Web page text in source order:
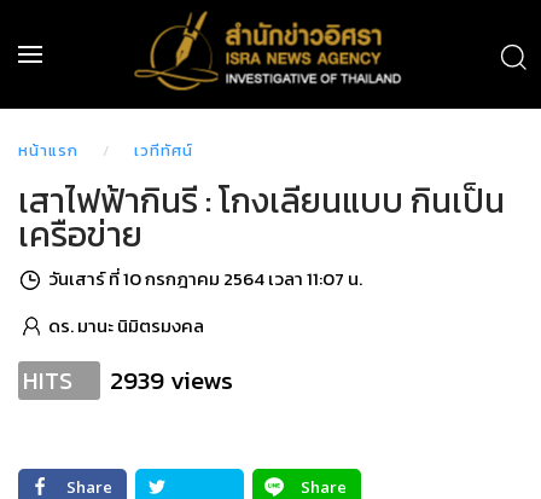
หน้าแรก เวทีทัศน์
เสาไฟฟ้ากินรี : โกงเลียนแบบ กินเป็น
เครือข่าย
วันเสาร์ ที่ 10 กรกฎาคม 2564 เวลา 11:07 น.
ดร. มานะ นิมิตรมงคล
HITS 2939 views
Share
Share